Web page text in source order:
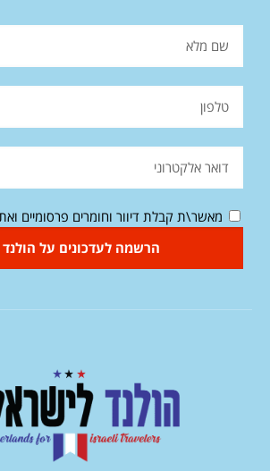
מאשר\ת קבלת דיוור וחומרים פרסומיים ואת
הרשמה לעדכונים על הולנד